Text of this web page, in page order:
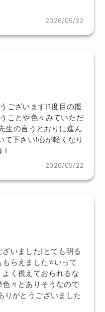
2026/05/22
ございます!1度目の鑑
ことや色々みていただ
生の言うとおりに進ん
て下さい!心が軽くなり
!
2026/05/22
いました!とても明る
らえました⭐いって
く視えておられるな
々とありそうなので
りがとうございました